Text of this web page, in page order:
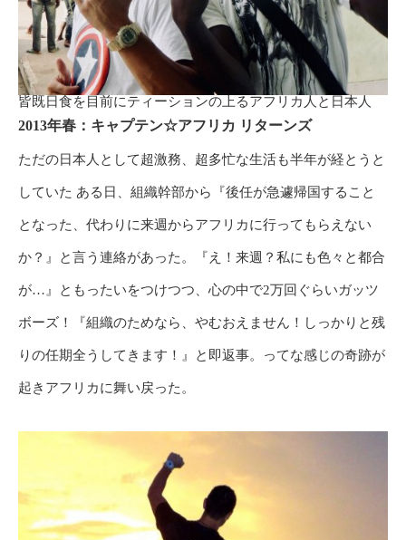
皆既日食を目前にティーションの上るアフリカ人と日本人
2013年春：キャプテン☆アフリカ リターンズ
ただの日本人として超激務、超多忙な生活も半年が経とうと
していた ある日、組織幹部から『後任が急遽帰国すること
となった、代わりに来週からアフリカに行ってもらえない
か？』と言う連絡があった。『え！来週？私にも色々と都合
が…』ともったいをつけつつ、心の中で2万回ぐらいガッツ
ボーズ！『組織のためなら、やむおえません！しっかりと残
りの任期全うしてきます！』と即返事。ってな感じの奇跡が
起きアフリカに舞い戻った。